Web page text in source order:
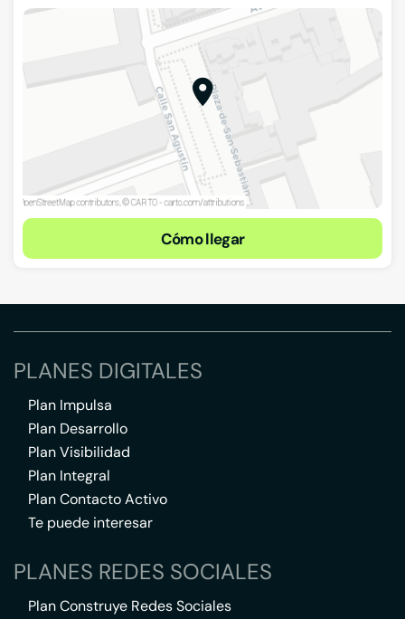
Cómo llegar
PLANES DIGITALES
Plan Impulsa
Plan Desarrollo
Plan Visibilidad
Plan Integral
Plan Contacto Activo
Te puede interesar
PLANES REDES SOCIALES
Plan Construye Redes Sociales